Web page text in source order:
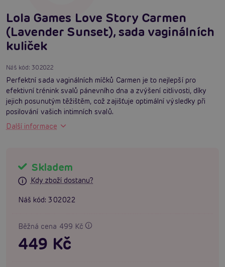
Lola Games Love Story Carmen
(Lavender Sunset), sada vaginálních
kuliček
Náš kód:302022
Perfektní sada vaginálních míčků Carmen je to nejlepší pro
efektivní trénink svalů pánevního dna a zvýšení citlivosti, díky
jejich posunutým těžištěm, což zajišťuje optimální výsledky při
posilování vašich intimních svalů.
Další informace
Skladem
Kdy zboží dostanu?
Náš kód: 302022
Běžná cena 499 Kč
449 Kč